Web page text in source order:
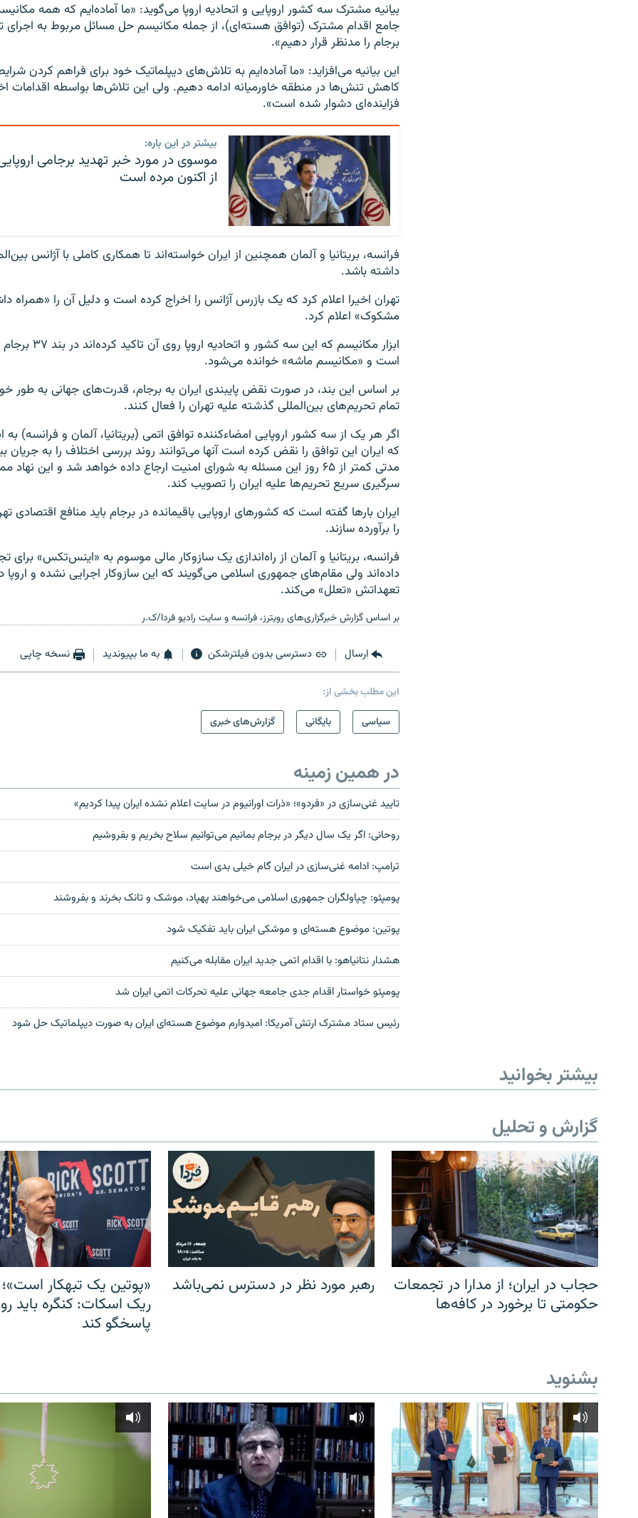
بیانیه مشترک سه کشور اروپایی و اتحادیه اروپا می‌گوید: «ما آماده‌ایم که همه
جامع اقدام مشترک (توافق هسته‌ای)، از جمله مکانیسم حل مسائل مربوط به اجرای
برجام را مدنظر قرار دهیم».
این بیانیه می‌افزاید: «ما آماده‌ایم به تلاش‌های دیپلماتیک خود برای فراهم کردن
کاهش تنش‌ها در منطقه خاورمیانه ادامه دهیم. ولی این تلاش‌ها بواسطه اقدامات
فزاینده‌ای دشوار شده است».
بیشتر در این باره:
موسوی در مورد خبر تهدید برجامی
از اکنون مرده است
فرانسه، بریتانیا و آلمان همچنین از ایران خواسته‌اند تا همکاری کاملی با آژانس
داشته باشد.
تهران اخیرا اعلام کرد که یک بازرس آژانس را اخراج کرده است و دلیل آن را «همراه
مشکوک» اعلام کرد.
ابزار مکانیسم که این سه
است و «مکانیسم ماشه» خوانده می‌شود.
بر اساس این بند، در صورت نقض پایبندی ایران به برجام، قدرت‌های جهانی به طور
تمام تحریم‌های بین‌المللی گذشته علیه تهران را فعال کنند.
اگر هر یک از سه کشور اروپایی امضاءکننده توافق اتمی (بریتانیا، آلمان و فرانسه) به
که ایران این توافق را نقض کرده است آنها می‌توانند روند بررسی اختلاف را به جریان
مدتی کمتر از ۶۵ روز این مسئله به شورای امنیت ارجاع داده خواهد شد و این
سرگیری سریع تحریم‌ها علیه ایران را تصویب کند.
ایران بارها گفته است که کشورهای اروپایی باقیمانده در برجام باید منافع اقتصادی
را برآورده سازند.
فرانسه، بریتانیا و آلمان از راه‌اندازی یک سازوکار مالی موسوم به «اینس‌تکس» برای
داده‌اند ولی مقام‌های جمهوری اسلامی می‌گویند که این سازوکار اجرایی نشده و اروپا
تعهداتش «تعلل» می‌کند.
بر اساس گزارش خبرگزاری‌های رویترز، فرانسه و سایت رادیو فردا/ک.ر
ارسال دسترسی بدون فیلترشکن به ما بپیوندید نسخه چاپی
این مطلب بخشی از:
سیاسی
بایگانی گزارش‌های خبری
در همین زمینه
تایید غنی‌سازی در «فردو»؛ «ذرات اورانیوم در سایت اعلام نشده ایران پیدا کردیم»
روحانی: اگر یک سال دیگر در برجام بمانیم می‌توانیم سلاح بخریم و بفروشیم
ترامپ: ادامه غنی‌سازی در ایران گام خیلی بدی است
پومپئو: چپاولگران جمهوری اسلامی می‌خواهند پهپاد، موشک و تانک بخرند و بفروشند
پوتین: موضوع هسته‌ای و موشکی ایران باید تفکیک شود
هشدار نتانیاهو: با اقدام اتمی جدید ایران مقابله می‌کنیم‎
پومپئو خواستار اقدام جدی جامعه جهانی علیه تحرکات اتمی ایران شد
رئیس ستاد مشترک ارتش آمریکا: امیدوارم موضوع هسته‌ای ایران به صورت دیپلماتیک حل شود
بیشتر بخوانید
گزارش و تحلیل
حجاب در ایران؛ از مدارا در تجمعات
حکومتی تا برخورد در کافه‌ها
رهبر مورد نظر در دسترس نمی‌باشد
«پوتین یک تبهکار است»؛
ریک اسکات: کنگره باید
پاسخگو کند
بشنوید